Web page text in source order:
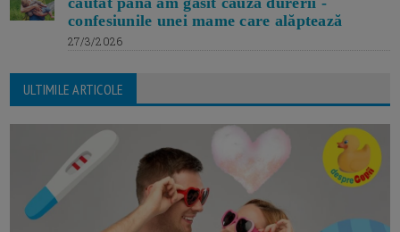
confesiunile unei mame care alăptează
27/3/2026
ULTIMILE ARTICOLE